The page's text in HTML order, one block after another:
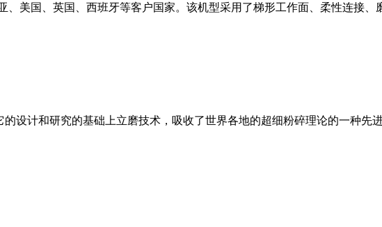
、美国、英国、西班牙等客户国家。该机型采用了梯形工作面、柔性连接
设计和研究的基础上立磨技术，吸收了世界各地的超细粉碎理论的一种先